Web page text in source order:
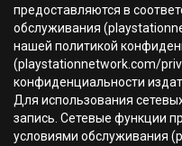
предоставляются в
обслуживания
нашей политикой
(playstationnetwork.com/
конфиденциальности
Для использования
запись. Сетевые функции
условиями обслуживания